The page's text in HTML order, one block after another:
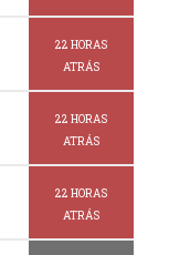
22 HORAS
ATRÁS
22 HORAS
ATRÁS
22 HORAS
ATRÁS